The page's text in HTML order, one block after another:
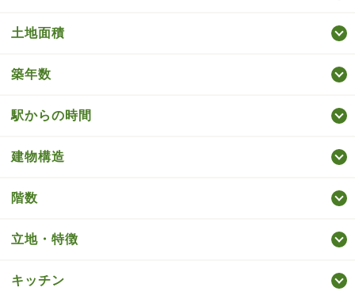
土地面積
築年数
駅からの時間
建物構造
階数
立地・特徴
キッチン